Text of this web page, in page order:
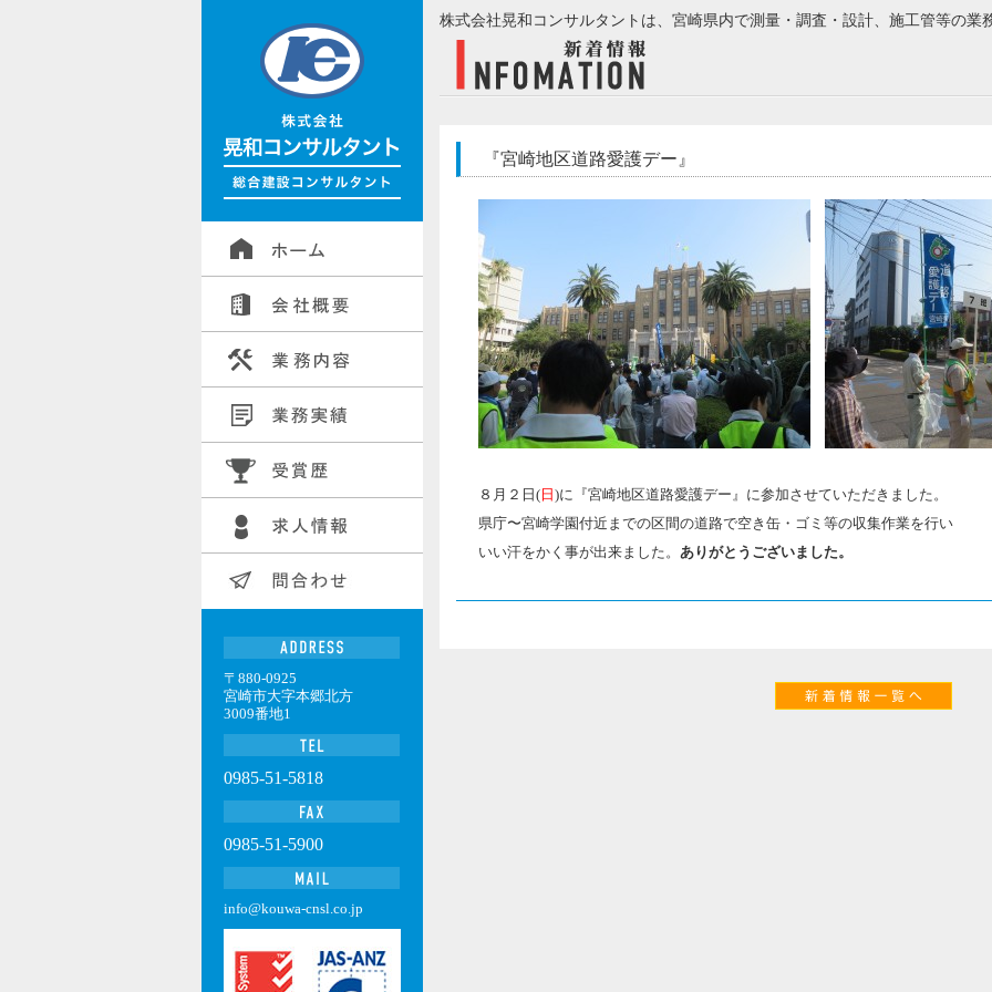
株式会社晃和コンサルタントは、宮崎県内で測量・調査・設計、施工管等の業
『宮崎地区道路愛護デー』
８月２日( 日 )に『宮崎地区道路愛護デー』に参加させていただきました。
県庁〜宮崎学園付近までの区間の道路で空き缶・ゴミ等の収集作業を行い
いい汗をかく事が出来ました。 ありがとうございました。
〒880-0925
宮崎市大字本郷北方
3009番地1
0985-51-5818
0985-51-5900
info@kouwa-cnsl.co.jp